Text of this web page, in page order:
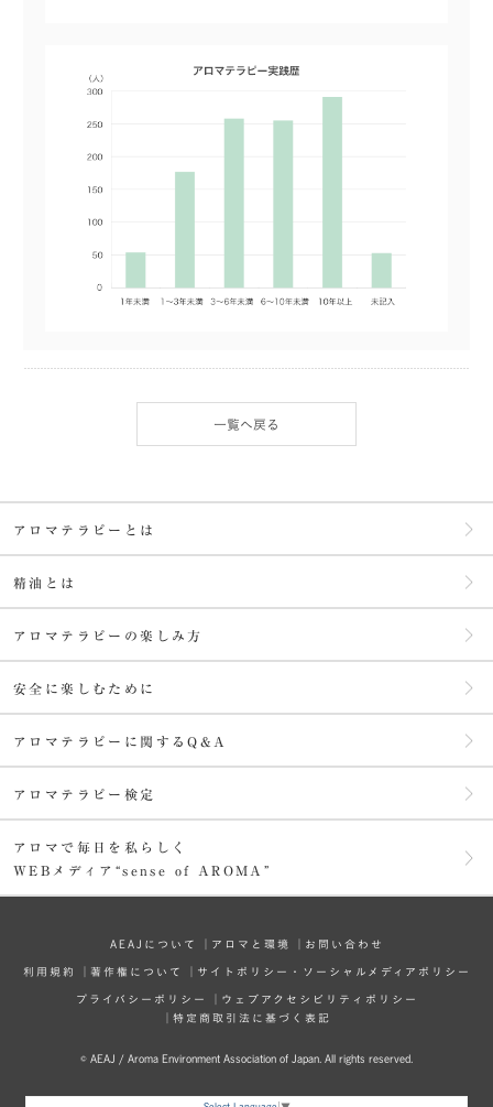
一覧へ戻る
アロマテラピーとは
精油とは
アロマテラピーの楽しみ方
安全に楽しむために
アロマテラピーに関するQ&A
アロマテラピー検定
アロマで毎日を私らしく
WEBメディア“sense of AROMA”
AEAJについて アロマと環境 お問い合わせ
利⽤規約 著作権について サイトポリシー・ソーシャルメディアポリシー
プライバシーポリシー
ウェブアクセシビリティポリシー
特定商取引法に基づく表記
© AEAJ / Aroma Environment Association of Japan. All rights reserved.